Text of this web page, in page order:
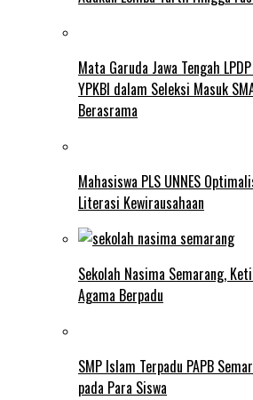
Mata Garuda Jawa Tengah
YPKBI dalam Seleksi Masuk
Berasrama
Mahasiswa PLS UNNES
Literasi Kewirausahaan
Sekolah Nasima Semarang,
Agama Berpadu
SMP Islam Terpadu PAPB
pada Para Siswa